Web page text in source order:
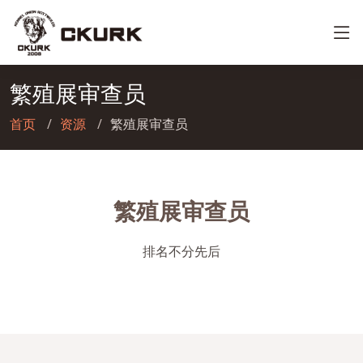
繁殖展审查员
首页 资源 繁殖展审查员
繁殖展审查员
排名不分先后